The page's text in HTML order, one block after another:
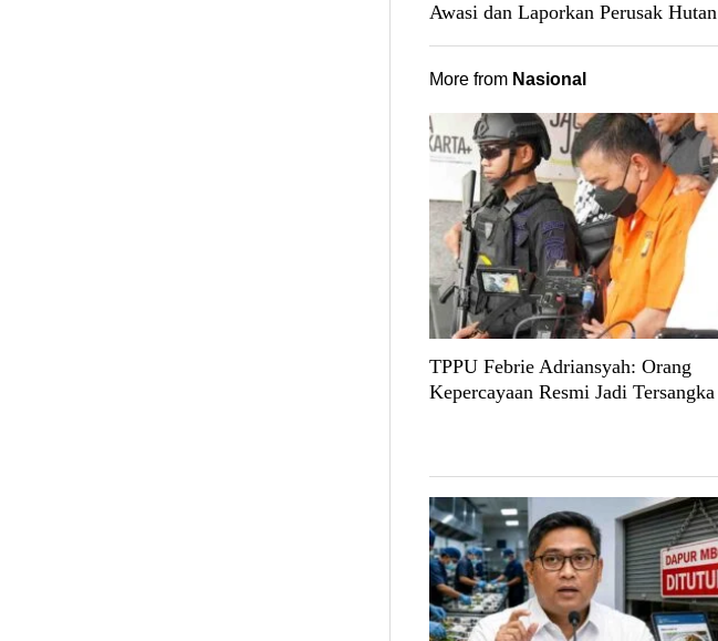
Awasi dan Laporkan Perusak Hutan
More from Nasional
TPPU Febrie Adriansyah: Orang
Kepercayaan Resmi Jadi Tersangka